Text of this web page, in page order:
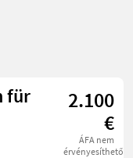
Szűrők
für
2.100
€
ÁFA nem
érvényesíthető